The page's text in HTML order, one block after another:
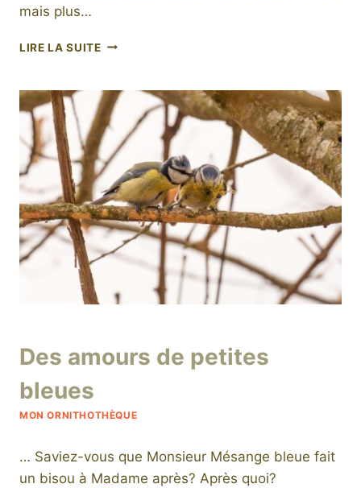
mais plus…
LIRE LA SUITEEN
MON ORNITHOTHÈQUE
Des amours de petites
bleues
niro
… Saviez-vous que Monsieur Mésange bleue fait
un bisou à Madame après? Après quoi?